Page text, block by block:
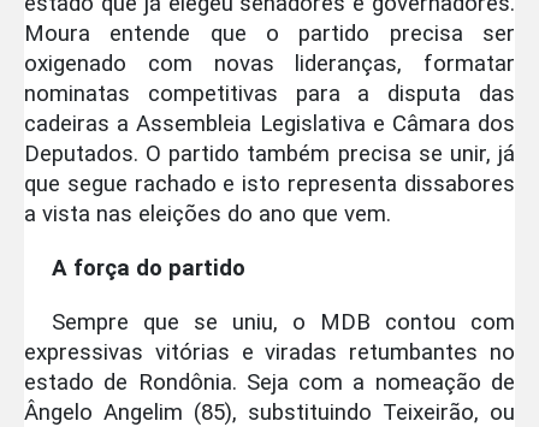
Moura entende que o partido precisa ser
oxigenado com novas lideranças, formatar
nominatas competitivas para a disputa das
cadeiras a Assembleia Legislativa e Câmara dos
Deputados. O partido também precisa se unir, já
que segue rachado e isto representa dissabores
a vista nas eleições do ano que vem.
A força do partido
Sempre que se uniu, o MDB contou com
expressivas vitórias e viradas retumbantes no
estado de Rondônia. Seja com a nomeação de
Ângelo Angelim (85), substituindo Teixeirão, ou